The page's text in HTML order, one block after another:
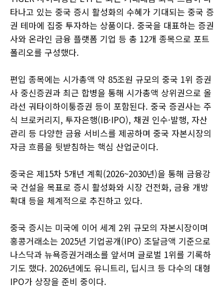
타나고 있는 중국 증시 활성화의 수혜가 기대되는 중국 증
권 테마에 집중 투자하는 상품이다. 중국을 대표하는 증권
사와 온라인 금융 플랫폼 기업 등 총 12개 종목으로 포트
폴리오를 구성했다.
편입 종목에는 시가총액 약 85조원 규모의 중국 1위 증권
사 중신증권과 최근 합병을 통해 시가총액 상위권으로 올
라선 궈타이하이퉁증권 등이 포함된다. 중국 증권사는 주
식 브로커리지, 투자은행(IB·IPO), 채권 인수·발행, 자산
관리 등 다양한 금융 서비스를 제공하며 중국 자본시장의
자금 흐름을 뒷받침하는 핵심 산업군이다.
중국은 제15차 5개년 계획(2026~2030년)을 통해 금융강
국 건설을 목표로 증시 활성화와 시장 건전화, 금융 개방
확대 등을 체계적으로 추진하고 있다.
중국 증시는 미국에 이어 세계 2위 규모의 자본시장이며
홍콩거래소는 2025년 기업공개(IPO) 조달금액 기준으로
나스닥과 뉴욕증권거래소를 앞서며 글로벌 1위를 기록하
기도 했다. 2026년에도 유니트리, 딥시크 등 다수의 대형
IPO가 상장을 준비 중이다.